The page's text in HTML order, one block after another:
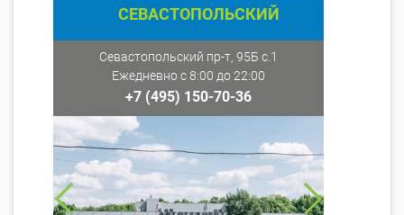
СЕВАСТОПОЛЬСКИЙ
Севастопольский пр-т, 95Б с.1
Ежедневно с 8:00 до 22:00
+7 (495) 150-70-36